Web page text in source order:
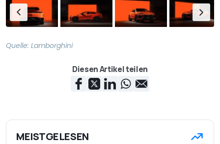
Quelle: Lamborghini
Diesen Artikel teilen
MEISTGELESEN